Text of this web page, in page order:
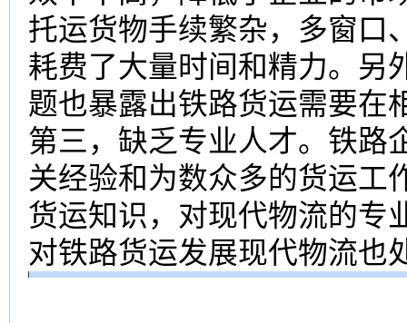
托运货物手续繁杂，多窗口
耗费了大量时间和精力。另
题也暴露出铁路货运需要在
第三，缺乏专业人才。铁路
关经验和为数众多的货运工
货运知识，对现代物流的专
对铁路货运发展现代物流也